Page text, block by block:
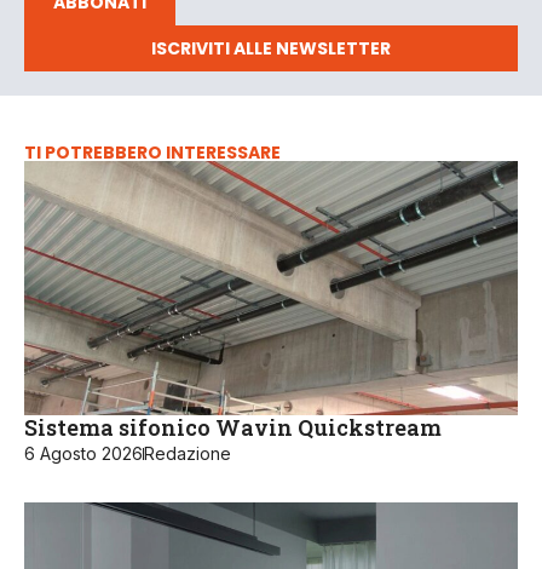
ISCRIVITI ALLE NEWSLETTER
TI POTREBBERO INTERESSARE
Sistema sifonico Wavin Quickstream
6 Agosto 2026Redazione